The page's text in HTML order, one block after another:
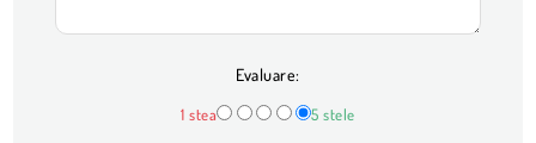
Evaluare:
1 stea 5 stele